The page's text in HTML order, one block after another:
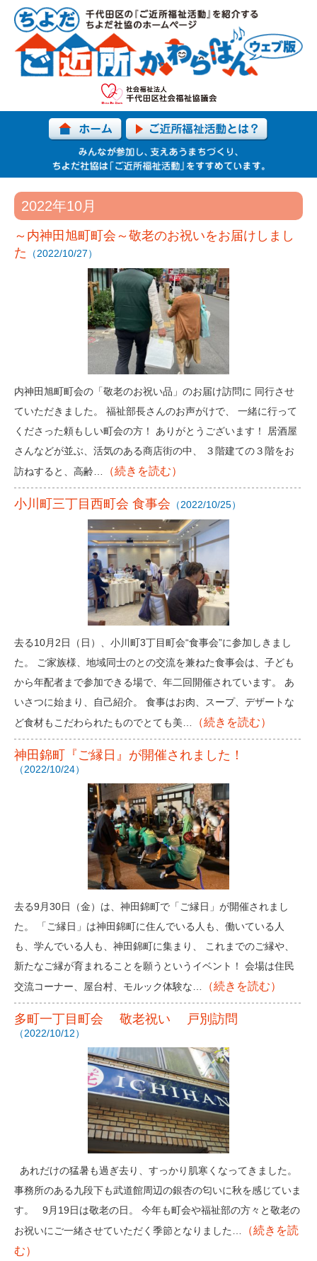
2022年10月
～内神田旭町町会～敬老のお祝いをお届けしまし
た
（2022/10/27）
内神田旭町町会の「敬老のお祝い品」のお届け訪問に 同行させ
ていただきました。 福祉部長さんのお声がけで、 一緒に行って
くださった頼もしい町会の方！ ありがとうございます！ 居酒屋
さんなどが並ぶ、活気のある商店街の中、 ３階建ての３階をお
訪ねすると、高齢…
（続きを読む）
小川町三丁目西町会 食事会 （2022/10/25）
去る10月2日（日）、小川町3丁目町会“食事会”に参加しきまし
た。 ご家族様、地域同士のとの交流を兼ねた食事会は、子ども
から年配者まで参加できる場で、年二回開催されています。 あ
いさつに始まり、自己紹介。 食事はお肉、スープ、デザートな
ど食材もこだわられたものでとても美…
（続きを読む）
神田錦町『ご縁日』が開催されました！
（2022/10/24）
去る9月30日（金）は、神田錦町で「ご縁日」が開催されまし
た。 「ご縁日」は神田錦町に住んでいる人も、働いている人
も、学んでいる人も、神田錦町に集まり、 これまでのご縁や、
新たなご縁が育まれることを願うというイベント！ 会場は住民
交流コーナー、屋台村、モルック体験な…
（続きを読む）
多町一丁目町会 敬老祝い 戸別訪問
（2022/10/12）
あれだけの猛暑も過ぎ去り、すっかり肌寒くなってきました。
事務所のある九段下も武道館周辺の銀杏の匂いに秋を感じていま
す。 9月19日は敬老の日。 今年も町会や福祉部の方々と敬老の
お祝いにご一緒させていただく季節となりました…
（続きを読
む）